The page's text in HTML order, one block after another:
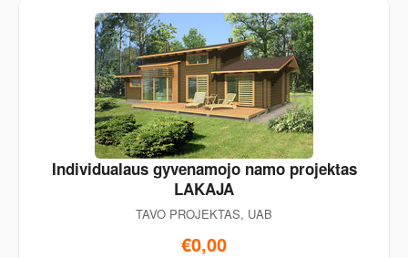
Individualaus gyvenamojo namo projektas
LAKAJA
TAVO PROJEKTAS, UAB
€0,00